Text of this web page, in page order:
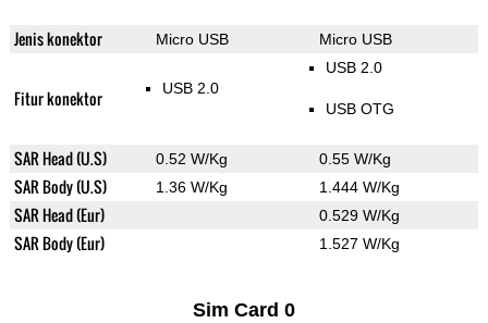
Jenis konektor Micro USB Micro USB
Fitur konektor USB 2.0
USB 2.0
USB OTG
SAR Head (U.S) 0.52 W/Kg 0.55 W/Kg
SAR Body (U.S) 1.36 W/Kg 1.444 W/Kg
SAR Head (Eur) 0.529 W/Kg
SAR Body (Eur) 1.527 W/Kg
Sim Card 0